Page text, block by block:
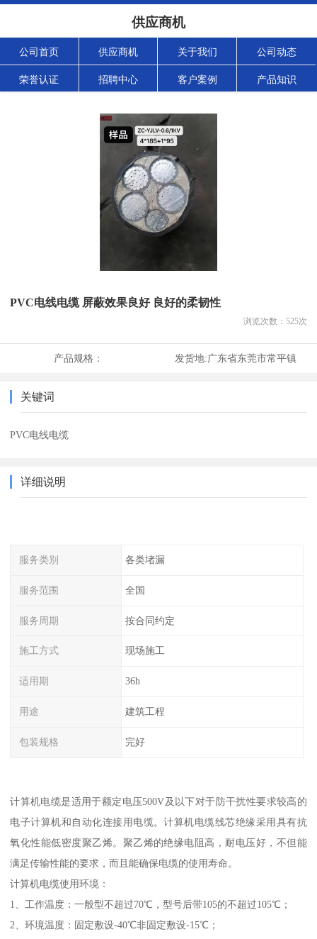
供应商机
公司首页 供应商机 关于我们 公司动态
荣誉认证 招聘中心 客户案例 产品知识
PVC电线电缆 屏蔽效果良好 良好的柔韧性
浏览次数： 525次
产品规格： 发货地:广东省东莞市常平镇
关键词
PVC电线电缆
详细说明
服务类别 各类堵漏
服务范围 全国
服务周期 按合同约定
施工方式 现场施工
适用期 36h
用途 建筑工程
包装规格 完好
计算机电缆是适用于额定电压500V及以下对于防干扰性要求较高的
电子计算机和自动化连接用电缆。计算机电缆线芯绝缘采用具有抗
氧化性能低密度聚乙烯。聚乙烯的绝缘电阻高，耐电压好，不但能
满足传输性能的要求，而且能确保电缆的使用寿命。
计算机电缆使用环境：
1、工作温度：一般型不超过70℃，型号后带105的不超过105℃；
2、环境温度：固定敷设-40℃非固定敷设-15℃；